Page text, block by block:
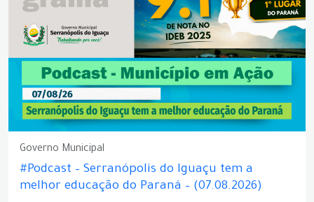
Governo Municipal
#Podcast – Serranópolis do Iguaçu tem a
melhor educação do Paraná – (07.08.2026)